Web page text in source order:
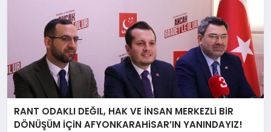
RANT ODAKLI DEĞIL, HAK VE İNSAN MERKEZLi BiR
DÖNÜŞÜM İÇiN AFYONKARAHiSAR’IN YANINDAYIZ!